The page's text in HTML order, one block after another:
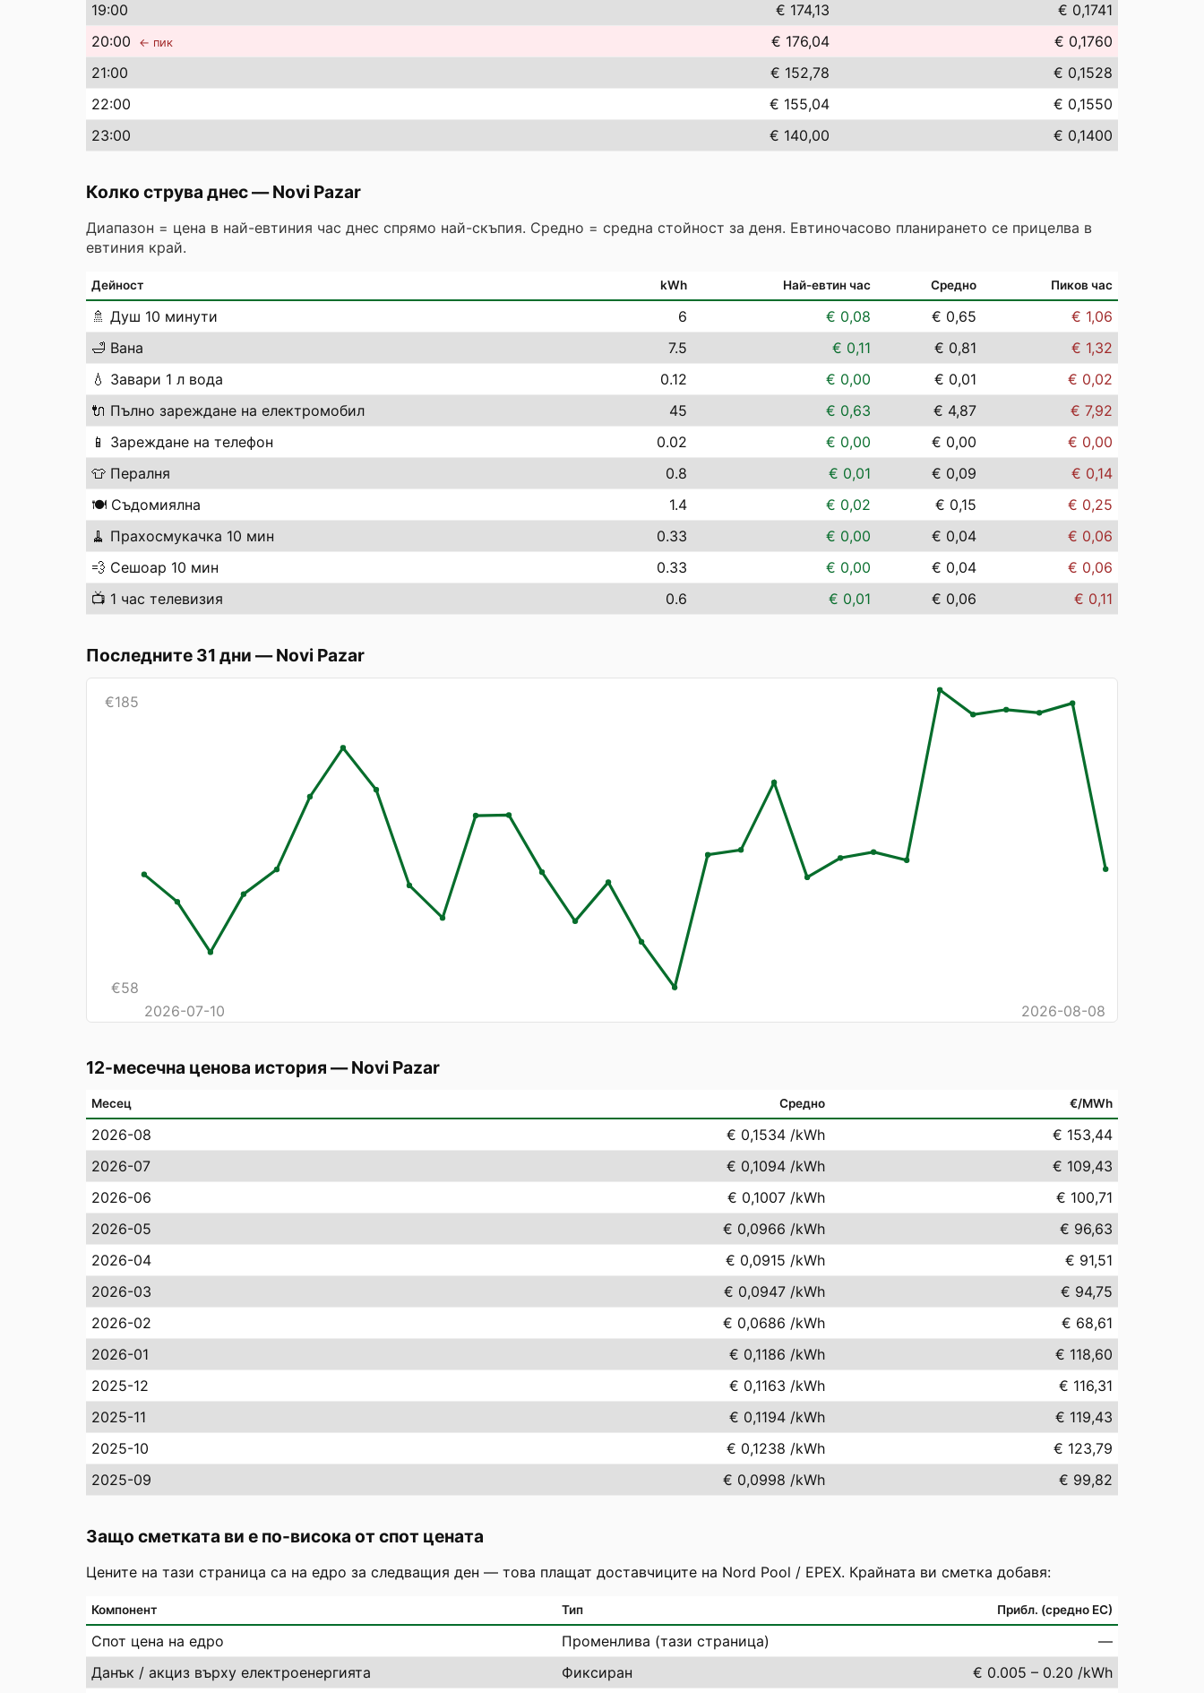
19:00 € 174,13
€ 0,1741
20:00 ← пик € 176,04
€ 0,1760
21:00 € 152,78
€ 0,1528
22:00 € 155,04
€ 0,1550
23:00 € 140,00 € 0,1400
Колко струва днес—Novi Pazar
Диапазон = цена в най-евтиния час днес спрямо най-скъпия. Средно = средна стойност за деня. Евтиночасово планирането се прицелва в
евтиния край.
Дейност kWh Най-евтин час Средно Пиков час
🚿 Душ 10 минути 6 € 0,08 € 0,65
€ 1,06
🛁 Вана 7.5 € 0,11 € 0,81
€ 1,32
💧 Завари 1 л вода 0.12 € 0,00 € 0,01
€ 0,02
🔌 Пълно зареждане на електромобил 45 € 0,63 € 4,87
€ 7,92
📱 Зареждане на телефон 0.02 € 0,00 € 0,00
€ 0,00
👕 Пералня 0.8 € 0,01 € 0,09
€ 0,14
🍽️ Съдомиялна 1.4 € 0,02 € 0,15
€ 0,25
🧹 Прахосмукачка 10 мин 0.33 € 0,00 € 0,04
€ 0,06
💨 Сешоар 10 мин 0.33 € 0,00 € 0,04
€ 0,06
📺 1 час телевизия 0.6 € 0,01 € 0,06 € 0,11
Последните 31 дни —Novi Pazar
€185
€58
2026-07-10
2026-08-08
12-месечна ценова история —Novi Pazar
Месец Средно €/MWh
2026-08 € 0,1534 /kWh
€ 153,44
2026-07
€ 0,1094 /kWh
€ 109,43
2026-06
€ 0,1007 /kWh
€ 100,71
2026-05
€ 0,0966 /kWh
€ 96,63
2026-04
€ 0,0915 /kWh
€ 91,51
2026-03
€ 0,0947 /kWh
€ 94,75
2026-02
€ 0,0686 /kWh
€ 68,61
2026-01
€ 0,1186 /kWh
€ 118,60
2025-12
€ 0,1163 /kWh
€ 116,31
2025-11
€ 0,1194 /kWh
€ 119,43
2025-10
€ 0,1238 /kWh
€ 123,79
2025-09
€ 0,0998 /kWh € 99,82
Защо сметката ви е по-висока от спот цената
Цените на тази страница са на едро за следващия ден — това плащат доставчиците на Nord Pool / EPEX. Крайната ви сметка добавя:
Компонент Тип Прибл. (средно ЕС)
Спот цена на едро Променлива (тази страница)
—
Данък / акциз върху електроенергията
Фиксиран € 0.005 – 0.20 /kWh